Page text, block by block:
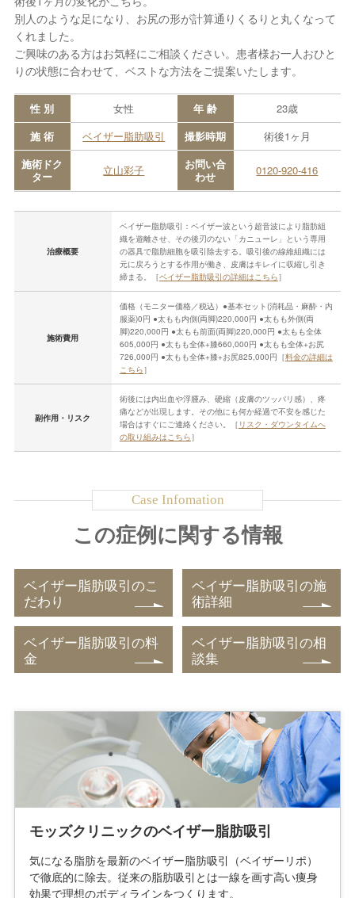
別人のような足になり、お尻の形が計算通りくるりと丸くなって
くれました。
ご興味のある方はお気軽にご相談ください。患者様お一人おひと
りの状態に合わせて、ベストな方法をご提案いたします。
性 別 女性 年 齢
23歳
施 術
ベイザー脂肪吸引 撮影時期
術後1ヶ月
施術ドク
ター
立山彩子
お問い合
わせ
0120-920-416
治療概要
ベイザー脂肪吸引：ベイザー波という超音波により脂肪組
織を遊離させ、その後刃のない「カニューレ」という専用
の器具で脂肪細胞を吸引除去する。吸引後の線維組織には
元に戻ろうとする作用が働き、皮膚はキレイに収縮し引き
締まる。［ベイザー脂肪吸引の詳細はこちら］
施術費用
価格（モニター価格／税込）●基本セット(消耗品・麻酔・内
服薬)0円 ●太もも内側(両脚)220,000円 ●太もも外側(両
脚)220,000円 ●太もも前面(両脚)220,000円 ●太もも全体
605,000円 ●太もも全体+膝660,000円 ●太もも全体+お尻
726,000円 ●太もも全体+膝+お尻825,000円［料金の詳細は
こちら］
副作用・リスク
術後には内出血や浮腫み、硬縮（皮膚のツッパリ感）、疼
痛などが出現します。その他にも何か経過で不安を感じた
場合はすぐにご連絡ください。［ リスク・ダウンタイムへ
の取り組みはこちら］
この症例に関する情報
ベイザー脂肪吸引のこ
だわり
ベイザー脂肪吸引の施
術詳細
ベイザー脂肪吸引の料
金
ベイザー脂肪吸引の相
談集
モッズクリニックのベイザー脂肪吸引
気になる脂肪を最新のベイザー脂肪吸引（ベイザーリポ）
で徹底的に除去。従来の脂肪吸引とは一線を画す高い痩身
効果で理想のボディラインをつくります。